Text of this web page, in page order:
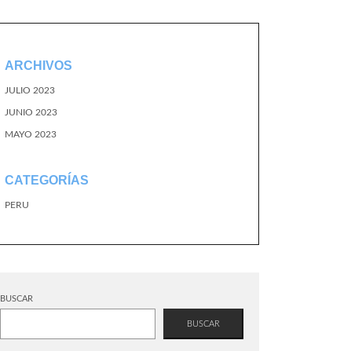
ARCHIVOS
JULIO 2023
JUNIO 2023
MAYO 2023
CATEGORÍAS
PERU
BUSCAR
BUSCAR